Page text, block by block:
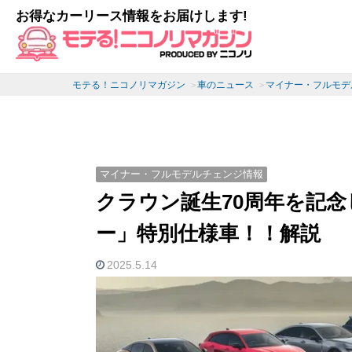
お得なカーリース情報をお届けします!
モテる！ニコノリマガジン 車のニュース マイナー・フルモ
マイナー・フルモデルチェンジ情報
クラウン誕生70周年を記
ー」特別仕様車！！解説
2025.5.14